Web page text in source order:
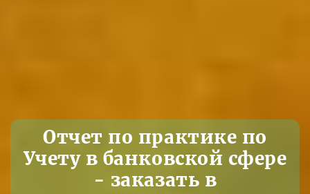
Отчет по практике по
Учету в банковской сфере
- заказать в